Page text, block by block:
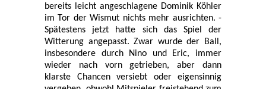
bereits leicht angeschlagene Dominik Köhler
im Tor der Wismut nichts mehr ausrichten. -
Spätestens jetzt hatte sich das Spiel der
Witterung angepasst. Zwar wurde der Ball,
insbesondere durch Nino und Eric, immer
wieder nach vorn getrieben, aber dann
klarste Chancen versiebt oder eigensinnig